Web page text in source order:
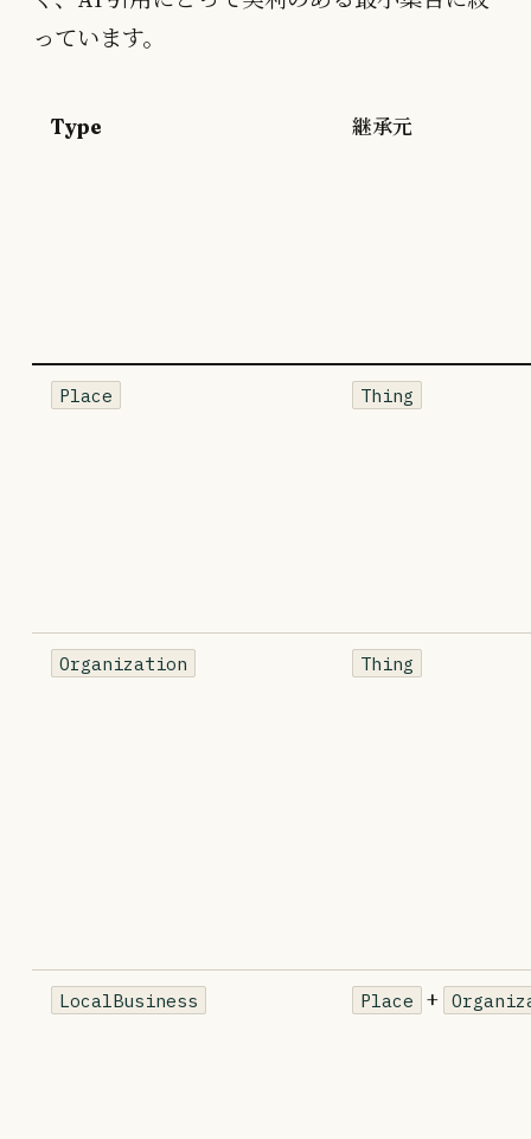
っています。
Type 継承元
Place Thing
Organization Thing
LocalBusiness Place +